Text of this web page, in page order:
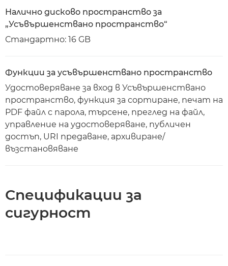
Налично дисково пространство за
„Усъвършенствано пространство“
Стандартно: 16 GB
Функции за усъвършенствано пространство
Удостоверяване за вход в Усъвършенствано
пространство, функция за сортиране, печат на
PDF файл с парола, търсене, преглед на файл,
управление на удостоверяване, публичен
достъп, URI предаване, архивиране/
възстановяване
Спецификации за
сигурност